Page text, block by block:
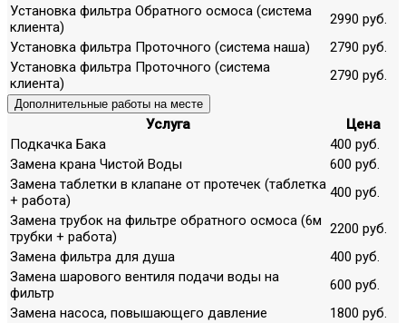
Установка фильтра Обратного осмоса (система
клиента)
2990 руб.
Установка фильтра Проточного (система наша)
2790 руб.
Установка фильтра Проточного (система
клиента)
2790 руб.
Дополнительные работы на месте
Услуга
Цена
Подкачка Бака
400 руб.
Замена крана Чистой Воды
600 руб.
Замена таблетки в клапане от протечек (таблетка
+ работа)
400 руб.
Замена трубок на фильтре обратного осмоса (6м
трубки + работа)
2200 руб.
Замена фильтра для душа
400 руб.
Замена шарового вентиля подачи воды на
фильтр
600 руб.
Замена насоса, повышающего давление
1800 руб.